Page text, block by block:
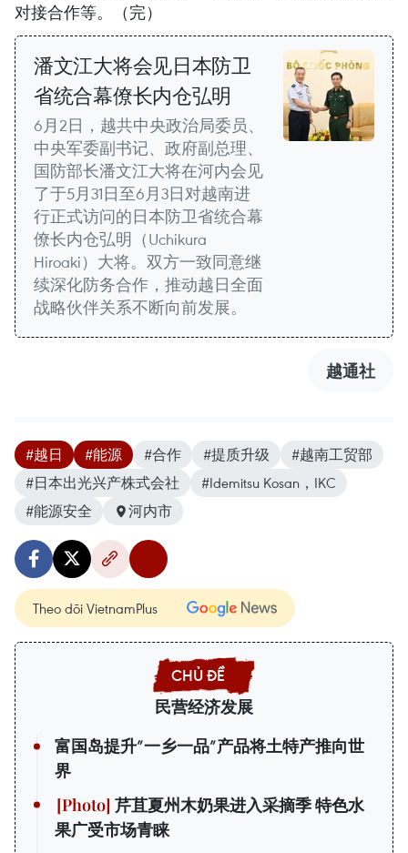
对接合作等。（完）
潘文江大将会见日本防卫
省统合幕僚长内仓弘明
6月2日，越共中央政治局委员、
中央军委副书记、政府副总理、
国防部长潘文江大将在河内会见
了于5月31日至6月3日对越南进
行正式访问的日本防卫省统合幕
僚长内仓弘明（Uchikura
Hiroaki）大将。双方一致同意继
续深化防务合作，推动越日全面
战略伙伴关系不断向前发展。
越通社
#越日 #能源 #合作 #提质升级
#越南工贸部
#日本出光兴产株式会社
#Idemitsu Kosan，IKC
#能源安全
河内市
Theo dõi VietnamPlus
民营经济发展
富国岛提升”一乡一品”产品将土特产推向世
界
芹苴夏州木奶果进入采摘季 特色水
果广受市场青睐